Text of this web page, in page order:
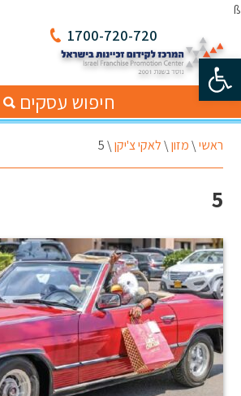
פתח סרגל נגישות
ß
1700-720-720
חיפוש עסקים
ראשי\מזון\לאקי צ'יקן\
5
5